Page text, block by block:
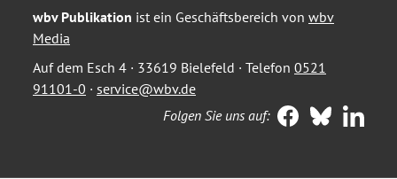
wbv Publikation ist ein Geschäftsbereich von wbv
Media
Auf dem Esch 4 · 33619 Bielefeld · Telefon 0521
91101-0 · service@wbv.de
Folgen Sie uns auf: